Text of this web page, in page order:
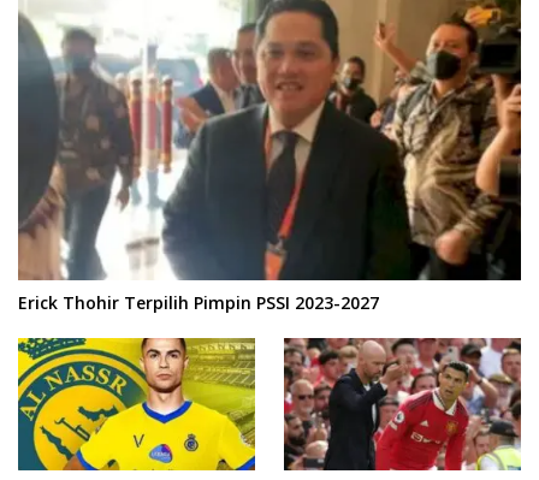
Erick Thohir Terpilih Pimpin PSSI 2023-2027